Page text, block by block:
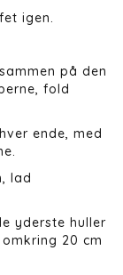
igen.
på den
fold
ende, med
lad
yderste huller
20 cm